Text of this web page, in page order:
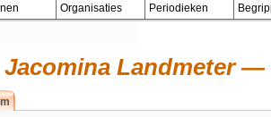
Organisaties Periodieken
Landmeter